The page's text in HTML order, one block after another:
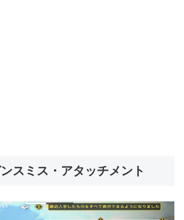
スミス・アタッチメント